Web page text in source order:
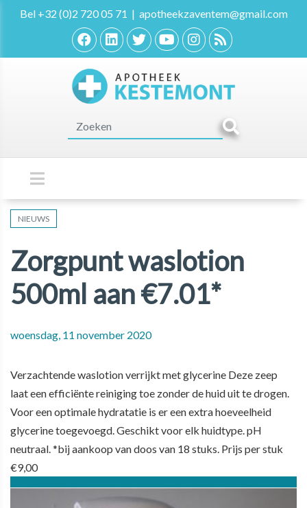
Bel +32 (0)2 720 05 71 | apotheekzaventem@gmail.com
NIEUWS
Zorgpunt waslotion
500ml aan €7.01*
woensdag, 11 november 2020
Verzachtende waslotion verrijkt met glycerine Deze zeep
laat een efficiënte reiniging toe zonder de huid uit te drogen.
Voor een optimale hydratatie is er een extra hoeveelheid
glycerine toegevoegd. Geschikt voor elk huidtype. pH
neutraal. *bij aankoop van doos van 18 stuks. Prijs per stuk
€9,00